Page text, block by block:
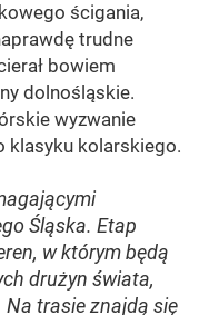
ścigania,
trudne
bowiem
dolnośląskie.
wyzwanie
klasyku kolarskiego.
Śląska. Etap
w którym będą
drużyn świata,
Na trasie znajdą się